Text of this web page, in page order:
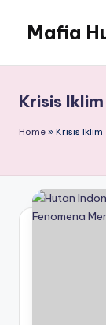
content
Mafia
dan
Perusakan
Hutan
Krisis Iklim
Home » Krisis Iklim